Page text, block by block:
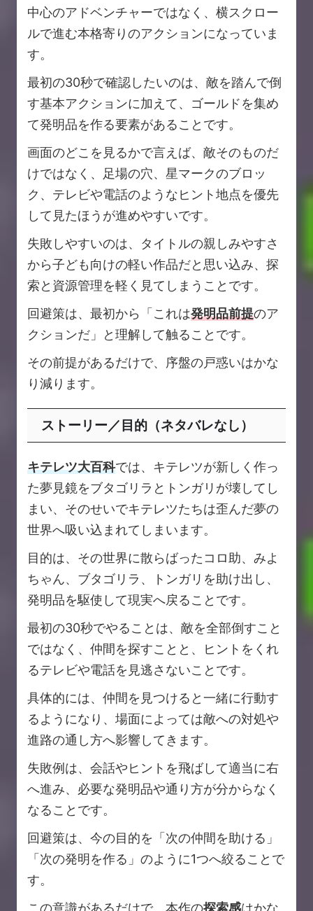
中心のアドベンチャーではなく、横スクロー
ルで進む本格寄りのアクションになっていま
す。
最初の30秒で確認したいのは、敵を踏んで倒
す基本アクションに加えて、ゴールドを集め
て発明品を作る要素があることです。
画面のどこを見るかで言えば、敵そのものだ
けではなく、足場の穴、星マークのブロッ
ク、テレビや電話のようなヒント地点を優先
して見たほうが進めやすいです。
失敗しやすいのは、タイトルの親しみやすさ
から子ども向けの軽い作品だと思い込み、探
索と資源管理を軽く見てしまうことです。
回避策は、最初から「これは発明品前提のア
クションだ」と理解して触ることです。
その前提があるだけで、序盤の戸惑いはかな
り減ります。
ストーリー／目的（ネタバレなし）
キテレツ大百科では、キテレツが新しく作っ
た夢見鏡をブタゴリラとトンガリが壊してし
まい、そのせいでキテレツたちは歪んだ夢の
世界へ吸い込まれてしまいます。
目的は、その世界に散らばったコロ助、みよ
ちゃん、ブタゴリラ、トンガリを助け出し、
発明品を駆使して現実へ戻ることです。
最初の30秒でやることは、敵を全部倒すこと
ではなく、仲間を探すことと、ヒントをくれ
るテレビや電話を見逃さないことです。
具体的には、仲間を見つけると一緒に行動す
るようになり、場面によっては敵への対処や
進路の通し方へ影響してきます。
失敗例は、会話やヒントを飛ばして適当に右
へ進み、必要な発明品や通り方が分からなく
なることです。
回避策は、今の目的を「次の仲間を助ける」
「次の発明を作る」のように1つへ絞ることで
す。
この意識があるだけで、本作の探索感はかな